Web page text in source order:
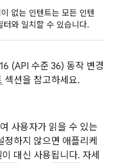
없는 인텐트는 모든 인텐
터와 일치할 수 있습니다.
(API 수준 36) 동작 변경
섹션을 참고하세요.
사용자가 읽을 수 있는
하지 않으면 애플리케
대신 사용됩니다. 자세